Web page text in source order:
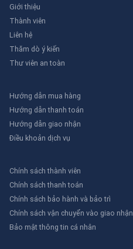
Giới thiệu
Thành viên
Liên hệ
Thăm dò ý kiến
Thư viên an toàn
Hướng dẫn mua hàng
Hướng dẫn thanh toán
Hướng dẫn giao nhận
Điều khoản dịch vụ
Chính sách thành viên
Chính sách thanh toán
Chính sách bảo hành và bảo trì
Chính sách vận chuyển vào giao nhận
Bảo mật thông tin cá nhân